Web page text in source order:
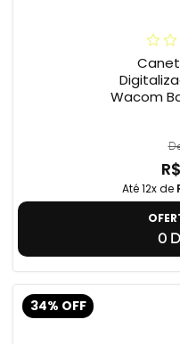
Wacom
Até 12x de
0
34% OFF